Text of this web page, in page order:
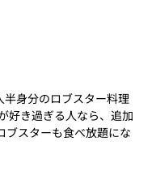
半身分のロブスター料理
好き過ぎる人なら、追加
ブスターも食べ放題にな